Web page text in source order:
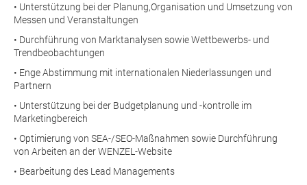
• Unterstützung bei der Planung,Organisation und Umsetzung von
Messen und Veranstaltungen
• Durchführung von Marktanalysen sowie Wettbewerbs- und
Trendbeobachtungen
• Enge Abstimmung mit internationalen Niederlassungen und
Partnern
• Unterstützung bei der Budgetplanung und -kontrolle im
Marketingbereich
• Optimierung von SEA-/SEO-Maßnahmen sowie Durchführung
von Arbeiten an der WENZEL-Website
• Bearbeitung des Lead Managements